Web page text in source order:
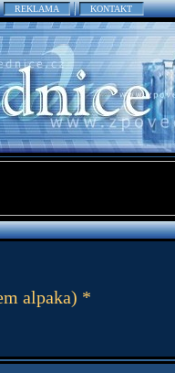
REKLAMA KONTAKT
alpaka) *